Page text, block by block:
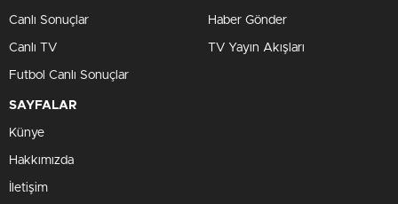
Canlı Sonuçlar
Canlı TV
Futbol Canlı Sonuçlar
Haber Gönder
TV Yayın Akışları
SAYFALAR
Künye
Hakkımızda
İletişim